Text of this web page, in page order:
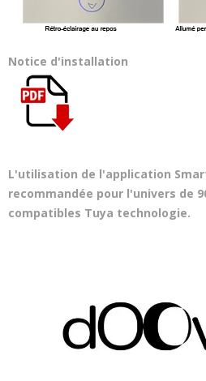
Notice d'installation
L'utilisation de l'application
recommandée pour l'univers de
compatibles Tuya technologie.